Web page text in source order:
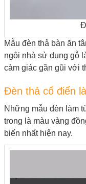
Mẫu đèn thả bàn ăn
ngôi nhà sử dụng gỗ
cảm giác gần gũi với
Đèn thả cổ điển
Những mẫu đèn làm
trong là màu vàng
biến nhất hiện nay.